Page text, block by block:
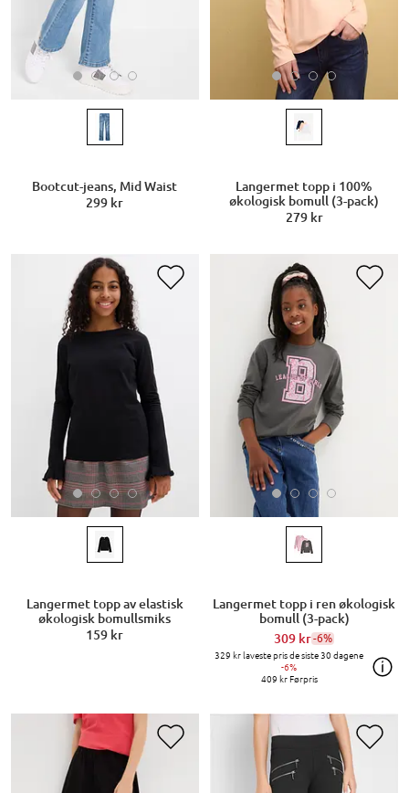
Bootcut-jeans, Mid Waist
299 kr
Langermet topp i 100%
økologisk bomull (3-pack)
279 kr
Langermet topp av elastisk
økologisk bomullsmiks
159 kr
Langermet topp i ren økologisk
bomull (3-pack)
309 kr-6%
329 kr laveste pris de siste 30 dagene
-6%
409 krFørpris